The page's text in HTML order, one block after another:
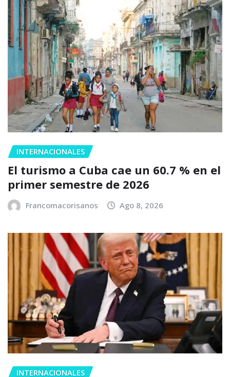
INTERNACIONALES
El turismo a Cuba cae un 60.7 % en el
primer semestre de 2026
Francomacorisanos Ago 8, 2026
INTERNACIONALES